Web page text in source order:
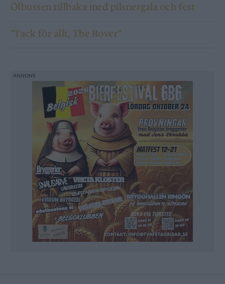
Ölbussen tillbaka med pilsnergala och fest
”Tack för allt, The Rover”